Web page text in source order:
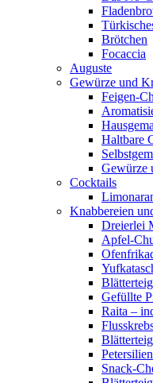
Brötchen
Focaccia
Auguste
Gewürze und
Feigen-
Haltbare
Gewürze
Cocktails
Knabbereien
Dreierlei
Apfel-
Gefüllte
Raita –
Snack-